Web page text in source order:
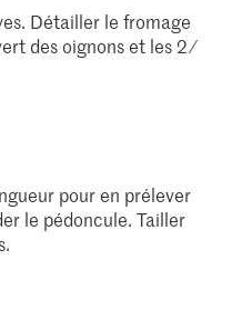
Détailler le fromage
des oignons et les 2 ⁄
pour en prélever
le pédoncule. Tailler